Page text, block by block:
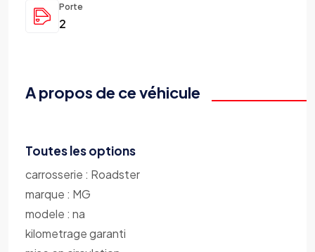
Porte
2
A propos de ce véhicule
Toutes les options
carrosserie : Roadster
marque : MG
modele : na
kilometrage garanti